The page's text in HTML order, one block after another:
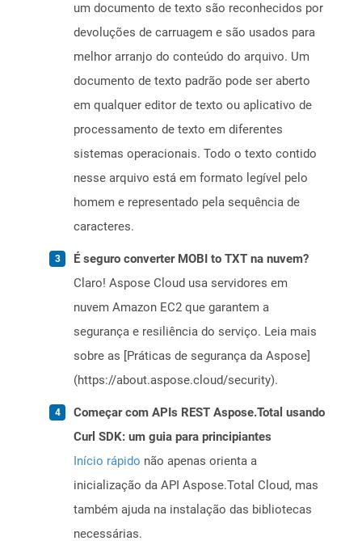
um documento de texto são reconhecidos por
devoluções de carruagem e são usados ​​para
melhor arranjo do conteúdo do arquivo. Um
documento de texto padrão pode ser aberto
em qualquer editor de texto ou aplicativo de
processamento de texto em diferentes
sistemas operacionais. Todo o texto contido
nesse arquivo está em formato legível pelo
homem e representado pela sequência de
caracteres.
É seguro converter MOBI to TXT na nuvem?
Claro! Aspose Cloud usa servidores em
nuvem Amazon EC2 que garantem a
segurança e resiliência do serviço. Leia mais
sobre as [Práticas de segurança da Aspose]
(https://about.aspose.cloud/security).
Começar com APIs REST Aspose.Total usando
Curl SDK: um guia para principiantes
Início rápido não apenas orienta a
inicialização da API Aspose.Total Cloud, mas
também ajuda na instalação das bibliotecas
necessárias.